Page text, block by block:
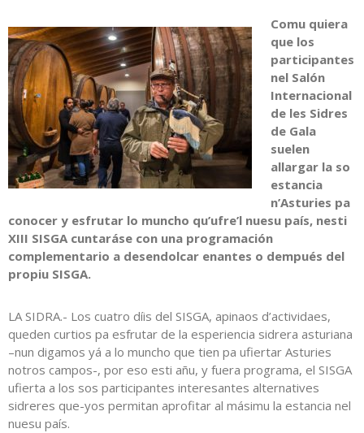
Comu quiera
que los
participantes
nel Salón
Internacional
de les Sidres
de Gala
suelen
allargar la so
estancia
n’Asturies pa
conocer y esfrutar lo muncho qu’ufre’l nuesu país, nesti
XIII SISGA cuntaráse con una programación
complementario a desendolcar enantes o dempués del
propiu SISGA.
LA SIDRA.- Los cuatro díis del SISGA, apinaos d’actividaes,
queden curtios pa esfrutar de la esperiencia sidrera asturiana
–nun digamos yá a lo muncho que tien pa ufiertar Asturies
notros campos-, por eso esti añu, y fuera programa, el SISGA
ufierta a los sos participantes interesantes alternatives
sidreres que-yos permitan aprofitar al másimu la estancia nel
nuesu país.